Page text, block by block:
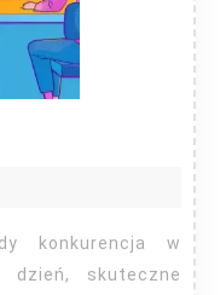
skuteczne